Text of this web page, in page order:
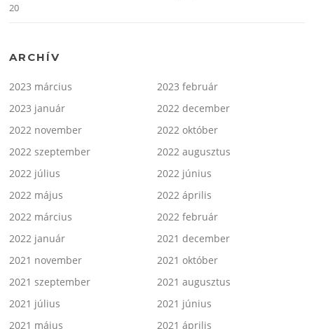
20
ARCHÍV
2023 március
2023 február
2023 január
2022 december
2022 november
2022 október
2022 szeptember
2022 augusztus
2022 július
2022 június
2022 május
2022 április
2022 március
2022 február
2022 január
2021 december
2021 november
2021 október
2021 szeptember
2021 augusztus
2021 július
2021 június
2021 május
2021 április